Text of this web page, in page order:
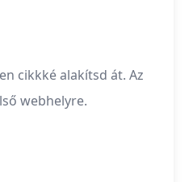
cikkké alakítsd át. Az
webhelyre.